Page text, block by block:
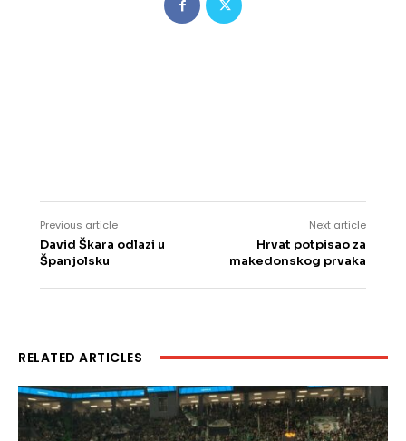
Previous article
David Škara odlazi u
Španjolsku
Next article
Hrvat potpisao za
makedonskog prvaka
RELATED ARTICLES